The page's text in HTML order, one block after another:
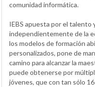
comunidad informática.
IEBS apuesta por el talento
independientemente de la
los modelos de formación
personalizados, pone de
camino para alcanzar la
puede obtenerse por
jóvenes, que con tan sólo